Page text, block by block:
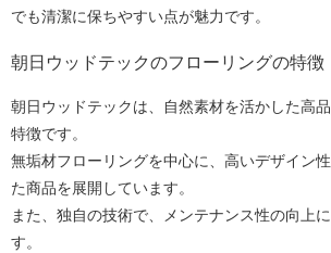
でも清潔に保ちやすい点が魅力です。
朝日ウッドテックのフローリングの特徴
朝日ウッドテックは、自然素材を活かした高
特徴です。
無垢材フローリングを中心に、高いデザイン
た商品を展開しています。
また、独自の技術で、メンテナンス性の向上
す。